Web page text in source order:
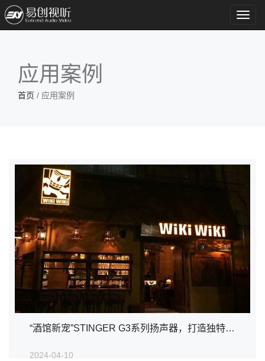
应用案例
首页 / 应用案例
“酒馆新宠”STINGER G3系列扬声器，打造独特的音乐体验!!
2024-04-10